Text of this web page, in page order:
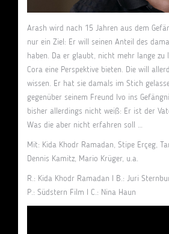
Arash wird nach 15 Jahren aus dem
nur ein Ziel: Er will seinen Anteil des
haben. Da er glaubt, nicht mehr lange zu
Cora eine Perspektive bieten. Die will
wissen. Er hat sie damals im Stich
gegenüber seinem Freund Ivo ins
bisher allerdings nicht weiß: Er ist der
Was die aber nicht erfahren soll …
Mit: Kida Khodr Ramadan, Stipe Erçeg,
Dennis Kamitz, Mario Krüger, u.a.
R.: Kida Khodr Ramadan I B.: Juri
P.: Südstern Film I C.: Nina Haun